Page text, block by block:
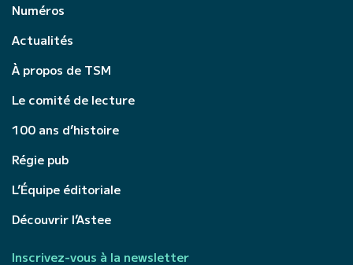
Numéros
Actualités
À propos de TSM
Le comité de lecture
100 ans d’histoire
Régie pub
L’Équipe éditoriale
Découvrir l’Astee
Inscrivez-vous à la newsletter